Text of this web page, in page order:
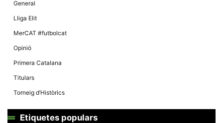
General
Lliga Elit
MerCAT #futbolcat
Opinió
Primera Catalana
Titulars
Torneig d’Històrics
Etiquetes populars